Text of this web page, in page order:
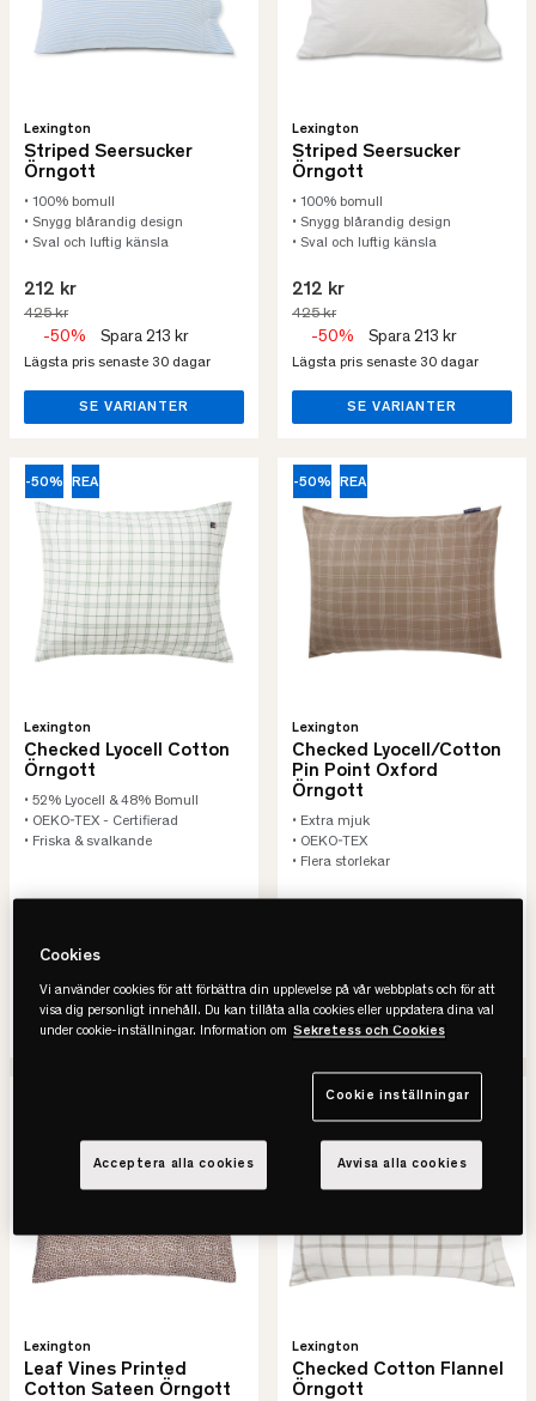
Lexington
Striped Seersucker
Örngott
• 100% bomull
• Snygg blårandig design
• Sval och luftig känsla
212 kr
425 kr
-50% Spara 213 kr
Lägsta pris senaste 30 dagar
SE VARIANTER
Lexington
Striped Seersucker
Örngott
• 100% bomull
• Snygg blårandig design
• Sval och luftig känsla
212 kr
425 kr
-50% Spara 213 kr
Lägsta pris senaste 30 dagar
SE VARIANTER
-50% REA
Lexington
Checked Lyocell Cotton
Örngott
• 52% Lyocell & 48% Bomull
• OEKO-TEX - Certifierad
• Friska & svalkande
-50%
Lägsta pris senaste 30 dagar
SE VARIANTER
-50% REA
Lexington
Checked Lyocell/Cotton
Pin Point Oxford
Örngott
• Extra mjuk
• OEKO-TEX
• Flera storlekar
Lägsta pris senaste 30 dagar
SE VARIANTER
Lexington
Leaf Vines Printed
Cotton Sateen Örngott
-50% REA
Lexington
Checked Cotton Flannel
Örngott
Cookies
Vi använder cookies för att förbättra din upplevelse på vår webbplats och för att
visa dig personligt innehåll. Du kan tillåta alla cookies eller uppdatera dina val
under cookie-inställningar. Information om Sekretess och Cookies
Cookie inställningar
Avvisa alla cookies
Acceptera alla cookies